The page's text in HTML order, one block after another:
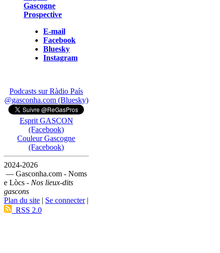
Gascogne
Prospective
E-mail
Facebook
Bluesky
Instagram
Podcasts sur Ràdio País
@gasconha.com (Bluesky)
Esprit GASCON
(Facebook)
Couleur Gascogne
(Facebook)
2024-2026
— Gasconha.com - Noms
e Lòcs - Nos lieux-dits
gascons
Plan du site
Se connecter|
RSS 2.0